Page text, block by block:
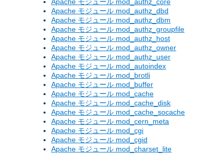
Apache モジュール mod_authz_dbd
Apache モジュール mod_authz_dbm
Apache モジュール mod_authz_groupfile
Apache モジュール mod_authz_host
Apache モジュール mod_authz_owner
Apache モジュール mod_authz_user
Apache モジュール mod_autoindex
Apache モジュール mod_brotli
Apache モジュール mod_buffer
Apache モジュール mod_cache
Apache モジュール mod_cache_disk
Apache モジュール mod_cache_socache
Apache モジュール mod_cern_meta
Apache モジュール mod_cgi
Apache モジュール mod_cgid
Apache モジュール mod_charset_lite